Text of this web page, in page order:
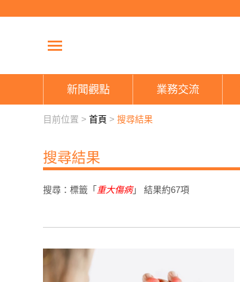
新聞觀點 業務交流
目前位置 > 首頁 > 搜尋結果
搜尋結果
搜尋：標籤「 重大傷病」 結果約67項